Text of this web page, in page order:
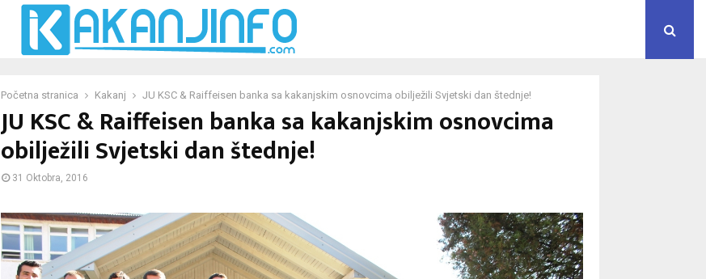
Početna stranica Kakanj JU KSC & Raiffeisen banka sa kakanjskim osnovcima obilježili Svjetski dan štednje!
JU KSC & Raiffeisen banka sa kakanjskim osnovcima
obilježili Svjetski dan štednje!
31 Oktobra, 2016